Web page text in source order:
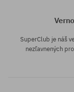
SuperClub je náš
nezľavnených